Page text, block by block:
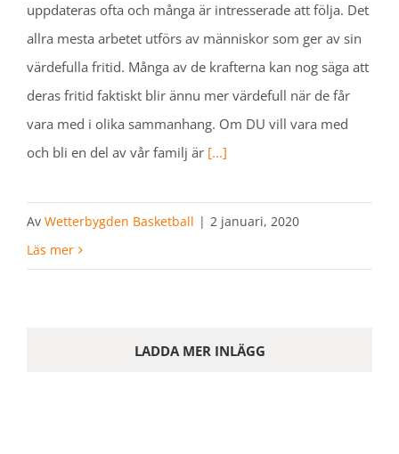
uppdateras ofta och många är intresserade att följa. Det
allra mesta arbetet utförs av människor som ger av sin
värdefulla fritid. Många av de krafterna kan nog säga att
deras fritid faktiskt blir ännu mer värdefull när de får
vara med i olika sammanhang. Om DU vill vara med
och bli en del av vår familj är [...]
Av Wetterbygden Basketball | 2 januari, 2020
Läs mer
LADDA MER INLÄGG